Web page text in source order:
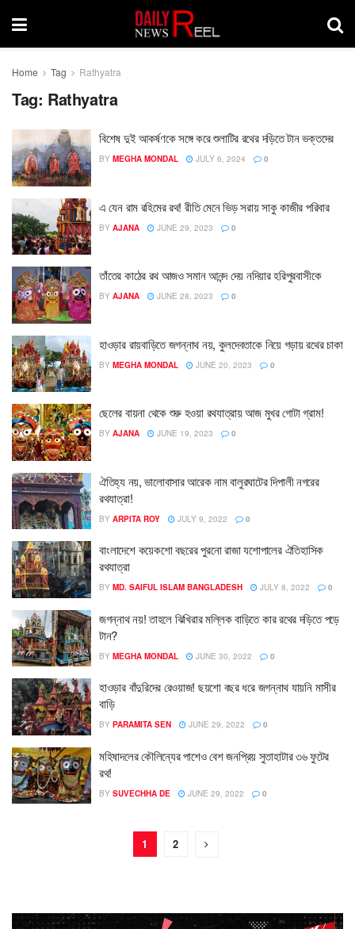
Home Tag Rathyatra
Tag: Rathyatra
বিশেষ দুই আকর্ষণকে সঙ্গে করে শুলাটির রথের দড়িতে টান ভক্তদের
BY MEGHA MONDAL JULY 6, 2024 0
এ যেন রাম রহিমের রথ! রীতি মেনে ভিড় সরায় সাকু কাজীর পরিবার
BY AJANA JUNE 29, 2023 0
তাঁতের কাঠের রথ আজও সমান আনন্দ দেয় নদিয়ার হরিপুরবাসীকে
BY AJANA JUNE 28, 2023 0
হাওড়ার রায়বাড়িতে জগন্নাথ নয়, কুলদেবতাকে নিয়ে গড়ায় রথের চাকা
BY MEGHA MONDAL JUNE 20, 2023 0
ছেলের বায়না থেকে শুরু হওয়া রথযাত্রায় আজ মুখর গোটা গ্রাম!
BY AJANA JUNE 19, 2023 0
ঐতিহ্য নয়, ভালোবাসার আরেক নাম বালুরঘাটের দিপালী নগরের
রথযাত্রা!
BY ARPITA ROY JULY 9, 2022 0
বাংলাদেশে কয়েকশো বছরের পুরনো রাজা যশোপালের ঐতিহাসিক
রথযাত্রা
BY MD. SAIFUL ISLAM BANGLADESH JULY 8, 2022 0
জগন্নাথ নয়! তাহলে ঝিখিরার মল্লিক বাড়িতে কার রথের দড়িতে পড়ে
টান?
BY MEGHA MONDAL JUNE 30, 2022 0
হাওড়ার বাঁদুরিদের রেওয়াজ! ছয়শো বছর ধরে জগন্নাথ যায়নি মাসীর
বাড়ি
BY PARAMITA SEN JUNE 29, 2022 0
মহিষাদলের কৌলিন্যের পাশেও বেশ জনপ্রিয় সুতাহাটার ৩৬ ফুটের
রথ!
BY SUVECHHA DE JUNE 29, 2022 0
1 2